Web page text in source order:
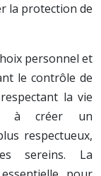
la protection de
personnel et
le contrôle de
la vie
à créer un
respectueux,
sereins. La